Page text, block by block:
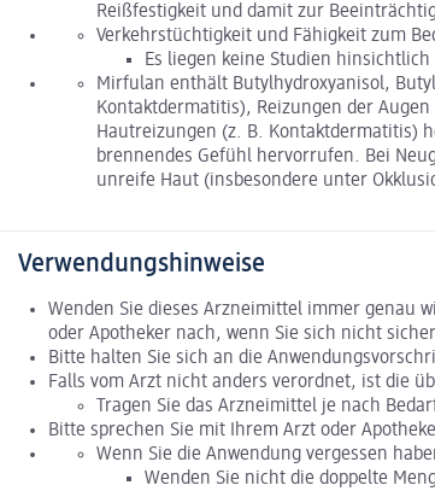
Reißfestigkeit und damit zur
Verkehrstüchtigkeit und Fähigkeit zum
Es liegen keine Studien
Mirfulan enthält Butylhydroxyanisol,
Kontaktdermatitis), Reizungen der
Hautreizungen (z. B. Kontaktdermatitis)
brennendes Gefühl hervorrufen. Bei
unreife Haut (insbesondere unter
Verwendungshinweise
Wenden Sie dieses Arzneimittel immer genau
oder Apotheker nach, wenn Sie sich nicht
Bitte halten Sie sich an die
Falls vom Arzt nicht anders verordnet, ist die
Tragen Sie das Arzneimittel je nach
Bitte sprechen Sie mit Ihrem Arzt oder
Wenn Sie die Anwendung vergessen
Wenden Sie nicht die doppelte